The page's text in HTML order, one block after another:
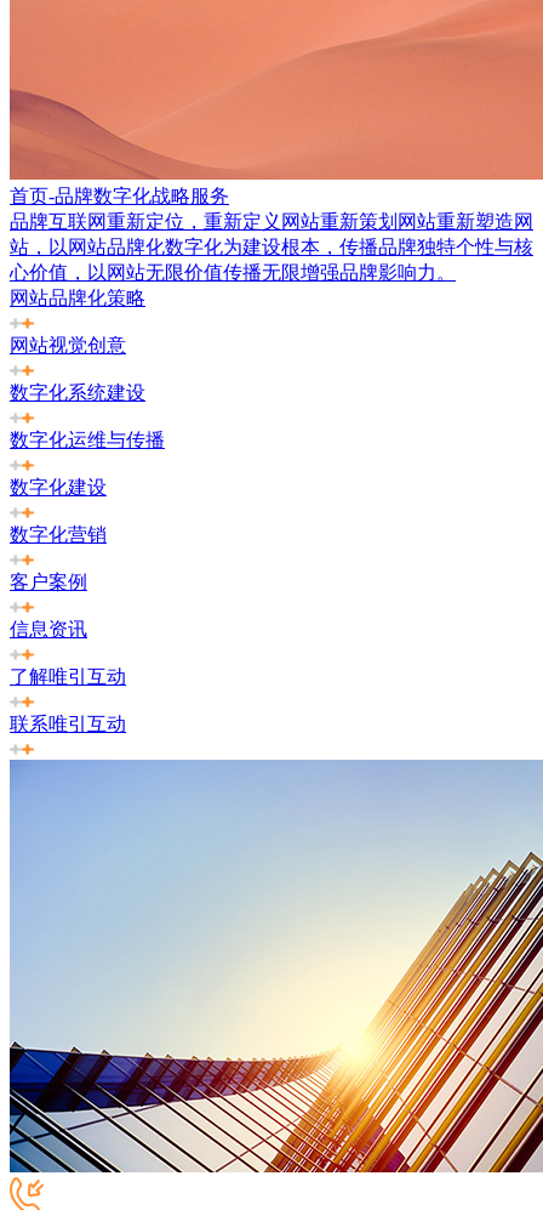
首页-品牌数字化战略服务
品牌互联网重新定位，重新定义网站重新策划网站重新塑造网
站，以网站品牌化数字化为建设根本，传播品牌独特个性与核
心价值，以网站无限价值传播无限增强品牌影响力。
网站品牌化策略
网站视觉创意
数字化系统建设
数字化运维与传播
数字化建设
数字化营销
客户案例
信息资讯
了解唯引互动
联系唯引互动